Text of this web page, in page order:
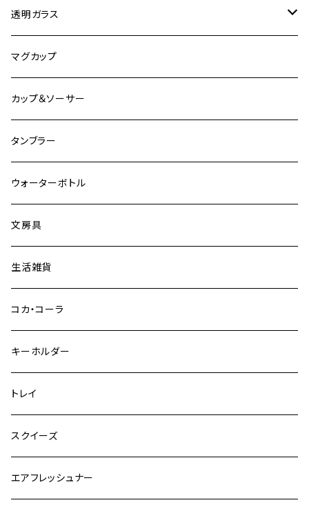
観光
ビンテージ加工
その他
ヘーゼルアトラス
ファイヤーキング
グラスベイク
透明ガラス
アンカーホッキング
グラスベイク
マグカップ
カップ＆ソーサー
タンブラー
ウォーターボトル
文房具
生活雑貨
コカ・コーラ
キーホルダー
トレイ
スクイーズ
エアフレッシュナー